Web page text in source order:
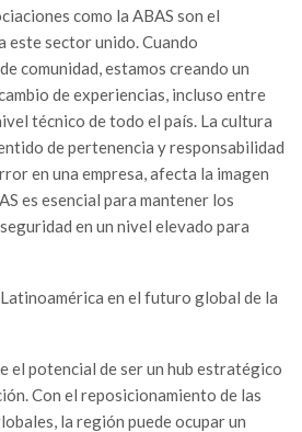
como la ABAS son el
este sector unido. Cuando
comunidad, estamos creando un
de experiencias, incluso entre
técnico de todo el país. La cultura
de pertenencia y responsabilidad
en una empresa, afecta la imagen
es esencial para mantener los
en un nivel elevado para
en el futuro global de la
el potencial de ser un hub estratégico
Con el reposicionamiento de las
la región puede ocupar un